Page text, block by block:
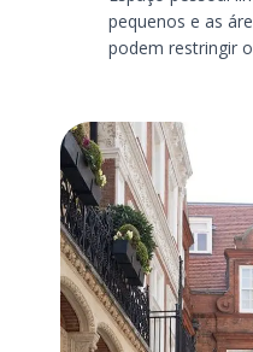
pequenos e as
podem restringir